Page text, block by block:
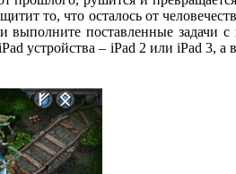
то, что осталось от
поставленные задачи с
устройства – iPad 2 или iPad 3, а